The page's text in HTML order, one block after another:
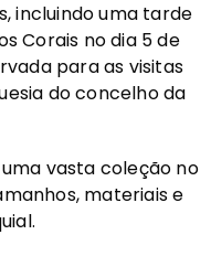
incluindo uma tarde
Corais no dia 5 de
para as visitas
do concelho da
vasta coleção no
materiais e